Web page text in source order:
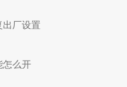
厂设置
怎么开